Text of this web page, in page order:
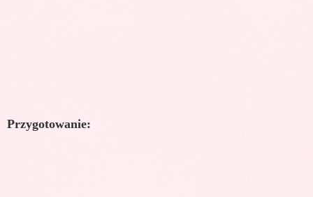
Przygotowanie: